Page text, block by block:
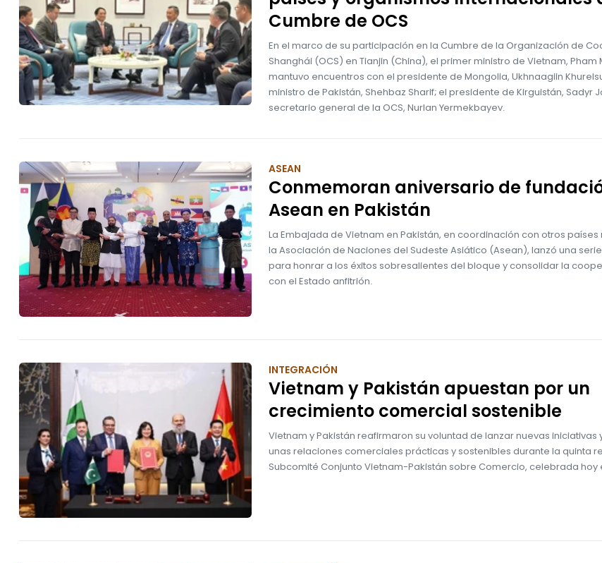
Cumbre de OCS
En el marco de su participación en la Cumbre de la Organización de
Shanghái (OCS) en Tianjin (China), el primer ministro de Vietnam, Pham
mantuvo encuentros con el presidente de Mongolia, Ukhnaagiin
ministro de Pakistán, Shehbaz Sharif; el presidente de Kirguistán, Sadyr
secretario general de la OCS, Nurlan Yermekbayev.
ASEAN
Conmemoran aniversario de
Asean en Pakistán
La Embajada de Vietnam en Pakistán, en coordinación con otros
la Asociación de Naciones del Sudeste Asiático (Asean), lanzó una
para honrar a los éxitos sobresalientes del bloque y consolidar la
con el Estado anfitrión.
INTEGRACIÓN
Vietnam y Pakistán apuestan por un
crecimiento comercial sostenible
Vietnam y Pakistán reafirmaron su voluntad de lanzar nuevas iniciativas
unas relaciones comerciales prácticas y sostenibles durante la quinta
Subcomité Conjunto Vietnam-Pakistán sobre Comercio, celebrada hoy